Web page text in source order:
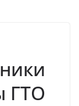
ГТО